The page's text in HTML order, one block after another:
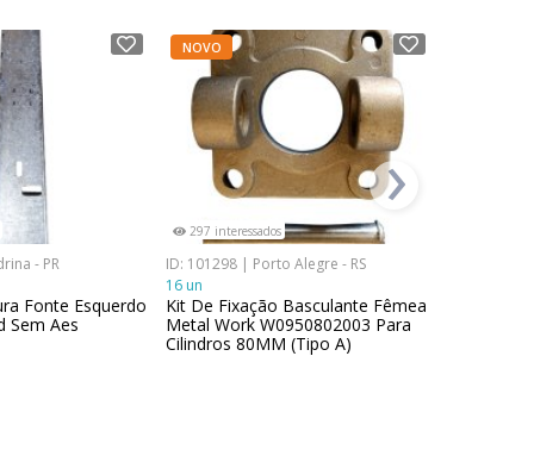
- PR
Fonte Esquerdo
Sem Aes
NOVO
297 interessados
ID: 101298 | Porto Alegre - RS
16 un
Kit De Fixação Basculante Fêmea
Metal Work W0950802003 Para
Cilindros 80MM (Tipo A)
›